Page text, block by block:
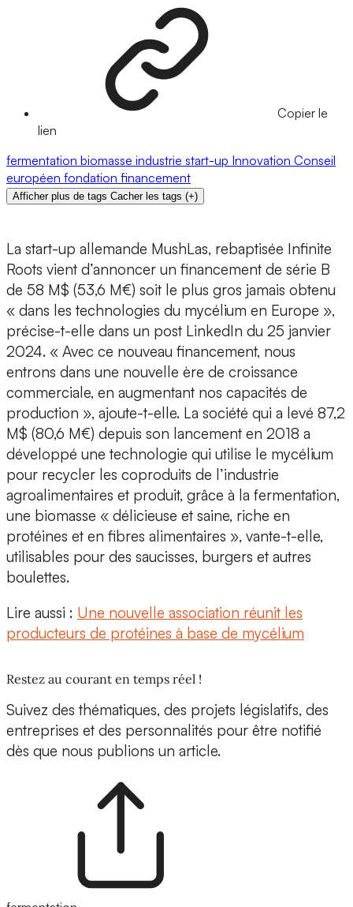
Copier le
lien
fermentation biomasse industrie start-up Innovation Conseil
européen fondation financement
Afficher plus de tags Cacher les tags (+)
La start-up allemande MushLas, rebaptisée Infinite
Roots vient d’annoncer un financement de série B
de 58 M$ (53,6 M€) soit le plus gros jamais obtenu
« dans les technologies du mycélium en Europe »,
précise-t-elle dans un post LinkedIn du 25 janvier
2024. « Avec ce nouveau financement, nous
entrons dans une nouvelle ère de croissance
commerciale, en augmentant nos capacités de
production », ajoute-t-elle. La société qui a levé 87,2
M$ (80,6 M€) depuis son lancement en 2018 a
développé une technologie qui utilise le mycélium
pour recycler les coproduits de l’industrie
agroalimentaires et produit, grâce à la fermentation,
une biomasse « délicieuse et saine, riche en
protéines et en fibres alimentaires », vante-t-elle,
utilisables pour des saucisses, burgers et autres
boulettes.
Lire aussi : Une nouvelle association réunit les
producteurs de protéines à base de mycélium
Restez au courant en temps réel !
Suivez des thématiques, des projets législatifs, des
entreprises et des personnalités pour être notifié
dès que nous publions un article.